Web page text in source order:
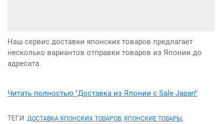
Наш сервис доставки японских товаров предлагает
несколько вариантов отправки товаров из Японии до
адресата.
Читать полностью "Доставка из Японии с Sale Japan"
ТЕГИ ДОСТАВКА ЯПОНСКИХ ТОВАРОВ, ЯПОНСКИЕ ТОВАРЫ ,